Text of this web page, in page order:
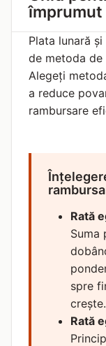
împrumut
Plata lunară
de metoda de
Alegeți
a reduce
rambursare
Rată
Suma
spre
crește.
Rată